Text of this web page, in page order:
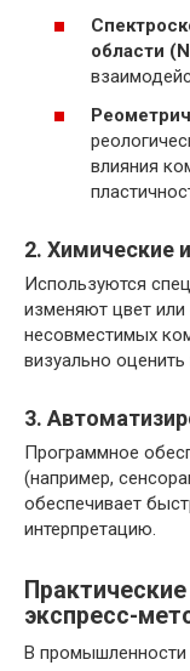
области
влияния
2. Химические
Используются
изменяют цвет или
несовместимых
визуально оценить
3.
Программное
(например,
обеспечивает
интерпретацию.
экспресс-
В промышленности